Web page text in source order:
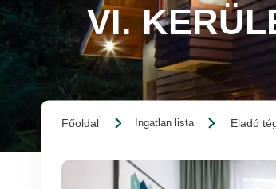
VI.
Főoldal Ingatlan lista Eladó